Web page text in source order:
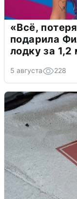
«Всё,
подарила
лодку за 1,2
5 августа 228